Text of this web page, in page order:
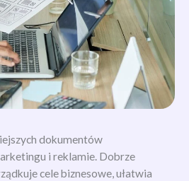
dokumentów
i reklamie. Dobrze
cele biznesowe, ułatwia